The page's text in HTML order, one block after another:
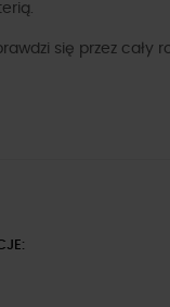
się przez cały